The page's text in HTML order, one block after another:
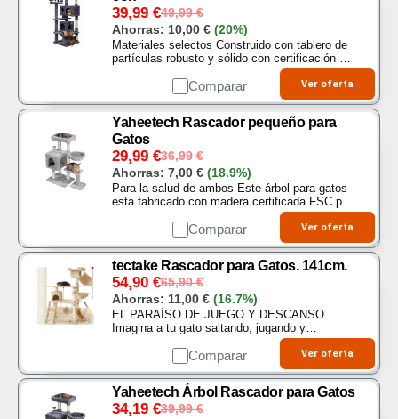
49,99€
39,99 €
Ahorras: 10,00 € (20%)
Materiales selectos Construido con tablero de
partículas robusto y sólido con certificación E1,
tejido de terciopelo y sisal resistente, el árbol
para gatos ofrece la estabilidad y…
Comparar Ver oferta
Yaheetech Rascador pequeño para
Gatos
36,99€
29,99 €
Ahorras: 7,00 € (18.9%)
Para la salud de ambos Este árbol para gatos
está fabricado con madera certificada FSC para
proteger la salud de humanos y gatos Apto para
gatos grandes Este árbol rascador para gatos
Comparar Ver oferta
tectake Rascador para Gatos. 141cm.
65,90€
54,90 €
Ahorras: 11,00 € (16.7%)
EL PARAÍSO DE JUEGO Y DESCANSO
Imagina a tu gato saltando, jugando y
descansando en este rascador para gatos Con
tantas opciones, como una hamaca, cueva y
nido, tu amigo felino…
Comparar Ver oferta
Yaheetech Árbol Rascador para Gatos
39,99€
34,19 €